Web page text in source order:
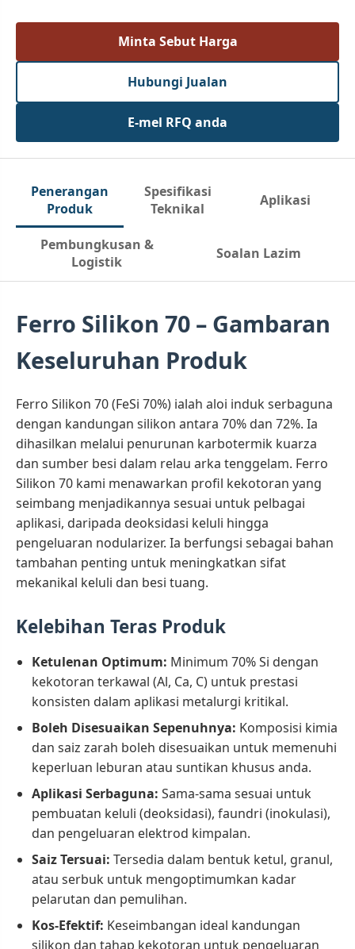
Minta Sebut Harga
Hubungi Jualan
E-mel RFQ anda
Penerangan
Produk
Spesifikasi
Teknikal
Aplikasi
Pembungkusan &
Logistik
Soalan Lazim
Ferro Silikon 70 – Gambaran
Keseluruhan Produk
Ferro Silikon 70 (FeSi 70%) ialah aloi induk serbaguna
dengan kandungan silikon antara 70% dan 72%. Ia
dihasilkan melalui penurunan karbotermik kuarza
dan sumber besi dalam relau arka tenggelam. Ferro
Silikon 70 kami menawarkan profil kekotoran yang
seimbang menjadikannya sesuai untuk pelbagai
aplikasi, daripada deoksidasi keluli hingga
pengeluaran nodularizer. Ia berfungsi sebagai bahan
tambahan penting untuk meningkatkan sifat
mekanikal keluli dan besi tuang.
Kelebihan Teras Produk
Ketulenan Optimum: Minimum 70% Si dengan
kekotoran terkawal (Al, Ca, C) untuk prestasi
konsisten dalam aplikasi metalurgi kritikal.
Boleh Disesuaikan Sepenuhnya: Komposisi kimia
dan saiz zarah boleh disesuaikan untuk memenuhi
keperluan leburan atau suntikan khusus anda.
Aplikasi Serbaguna: Sama-sama sesuai untuk
pembuatan keluli (deoksidasi), faundri (inokulasi),
dan pengeluaran elektrod kimpalan.
Saiz Tersuai: Tersedia dalam bentuk ketul, granul,
atau serbuk untuk mengoptimumkan kadar
pelarutan dan pemulihan.
Kos-Efektif: Keseimbangan ideal kandungan
silikon dan tahap kekotoran untuk pengeluaran